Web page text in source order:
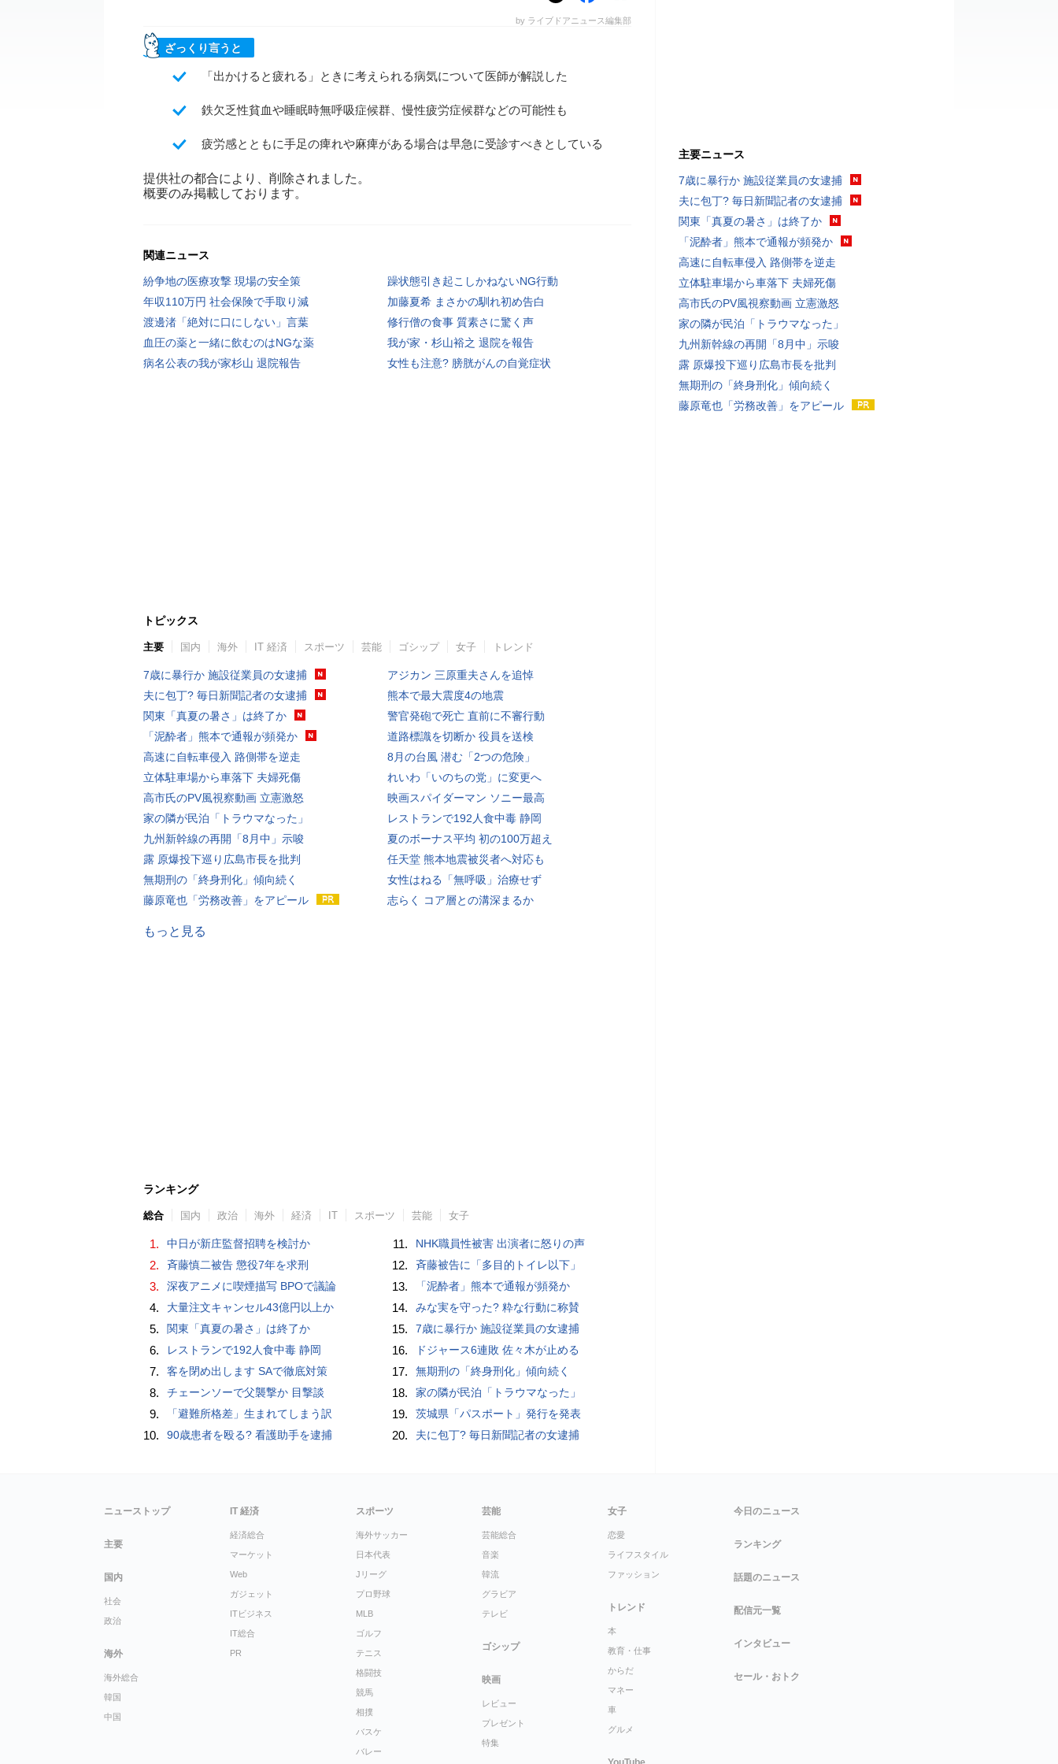
by ライブドアニュース編集部
ざっくり言うと
「出かけると疲れる」ときに考えられる病気について医師が解説した
鉄欠乏性貧血や睡眠時無呼吸症候群、慢性疲労症候群などの可能性も
疲労感とともに手足の痺れや麻痺がある場合は早急に受診すべきとしている
提供社の都合により、削除されました。
概要のみ掲載しております。
関連ニュース
紛争地の医療攻撃 現場の安全策
躁状態引き起こしかねないNG行動
年収110万円 社会保険で手取り減
加藤夏希 まさかの馴れ初め告白
渡邊渚「絶対に口にしない」言葉
修行僧の食事 質素さに驚く声
血圧の薬と一緒に飲むのはNGな薬
我が家・杉山裕之 退院を報告
病名公表の我が家杉山 退院報告
女性も注意? 膀胱がんの自覚症状
トピックス
主要 国内 海外 IT 経済 スポーツ 芸能 ゴシップ 女子 トレンド
7歳に暴行か 施設従業員の女逮捕
夫に包丁? 毎日新聞記者の女逮捕
関東「真夏の暑さ」は終了か
「泥酔者」熊本で通報が頻発か
高速に自転車侵入 路側帯を逆走
立体駐車場から車落下 夫婦死傷
高市氏のPV風視察動画 立憲激怒
家の隣が民泊「トラウマなった」
九州新幹線の再開「8月中」示唆
露 原爆投下巡り広島市長を批判
無期刑の「終身刑化」傾向続く
藤原竜也「労務改善」をアピール
アジカン 三原重夫さんを追悼
熊本で最大震度4の地震
警官発砲で死亡 直前に不審行動
道路標識を切断か 役員を送検
8月の台風 潜む「2つの危険」
れいわ「いのちの党」に変更へ
映画スパイダーマン ソニー最高
レストランで192人食中毒 静岡
夏のボーナス平均 初の100万超え
任天堂 熊本地震被災者へ対応も
女性はねる「無呼吸」治療せず
志らく コア層との溝深まるか
もっと見る
ランキング
総合 国内 政治 海外 経済 IT スポーツ 芸能 女子
1. 中日が新庄監督招聘を検討か
2. 斉藤慎二被告 懲役7年を求刑
3. 深夜アニメに喫煙描写 BPOで議論
4. 大量注文キャンセル43億円以上か
5. 関東「真夏の暑さ」は終了か
6. レストランで192人食中毒 静岡
7. 客を閉め出します SAで徹底対策
8. チェーンソーで父襲撃か 目撃談
9. 「避難所格差」生まれてしまう訳
10. 90歳患者を殴る? 看護助手を逮捕
11. NHK職員性被害 出演者に怒りの声
12. 斉藤被告に「多目的トイレ以下」
13. 「泥酔者」熊本で通報が頻発か
14. みな実を守った? 粋な行動に称賛
15. 7歳に暴行か 施設従業員の女逮捕
16. ドジャース6連敗 佐々木が止める
17. 無期刑の「終身刑化」傾向続く
18. 家の隣が民泊「トラウマなった」
19. 茨城県「パスポート」発行を発表
20. 夫に包丁? 毎日新聞記者の女逮捕
主要ニュース
7歳に暴行か 施設従業員の女逮捕
夫に包丁? 毎日新聞記者の女逮捕
関東「真夏の暑さ」は終了か
「泥酔者」熊本で通報が頻発か
高速に自転車侵入 路側帯を逆走
立体駐車場から車落下 夫婦死傷
高市氏のPV風視察動画 立憲激怒
家の隣が民泊「トラウマなった」
九州新幹線の再開「8月中」示唆
露 原爆投下巡り広島市長を批判
無期刑の「終身刑化」傾向続く
藤原竜也「労務改善」をアピール
ニューストップ
主要
国内
社会
政治
海外
海外総合
韓国
中国
IT 経済
経済総合
マーケット
Web
ガジェット
ITビジネス
IT総合
PR
スポーツ
海外サッカー
日本代表
Jリーグ
プロ野球
MLB
ゴルフ
テニス
格闘技
競馬
相撲
バスケ
バレー
芸能
芸能総合
音楽
韓流
グラビア
テレビ
ゴシップ
映画
レビュー
プレゼント
特集
女子
恋愛
ライフスタイル
ファッション
トレンド
本
教育・仕事
からだ
マネー
車
グルメ
今日のニュース
ランキング
話題のニュース
配信元一覧
インタビュー
セール・おトク